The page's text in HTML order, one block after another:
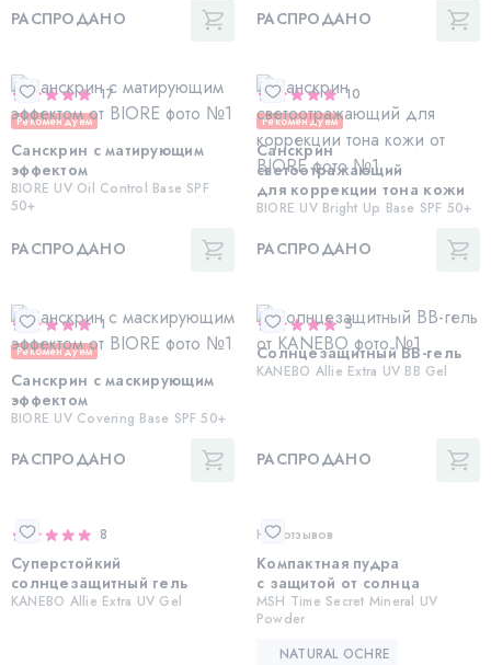
РАСПРОДАНО
РАСПРОДАНО
17
Рекомендуем
Санскрин с матирующим
эффектом
BIORE UV Oil Control Base SPF
50+
РАСПРОДАНО
10
Рекомендуем
Санскрин
светоотражающий
для коррекции тона кожи
BIORE UV Bright Up Base SPF 50+
РАСПРОДАНО
1
Рекомендуем
Санскрин с маскирующим
эффектом
BIORE UV Covering Base SPF 50+
РАСПРОДАНО
5
Солнцезащитный BB-гель
KANEBO Allie Extra UV BB Gel
РАСПРОДАНО
8
Суперстойкий
солнцезащитный гель
KANEBO Allie Extra UV Gel
Нет отзывов
Компактная пудра
с защитой от солнца
MSH Time Secret Mineral UV
Powder
NATURAL OCHRE